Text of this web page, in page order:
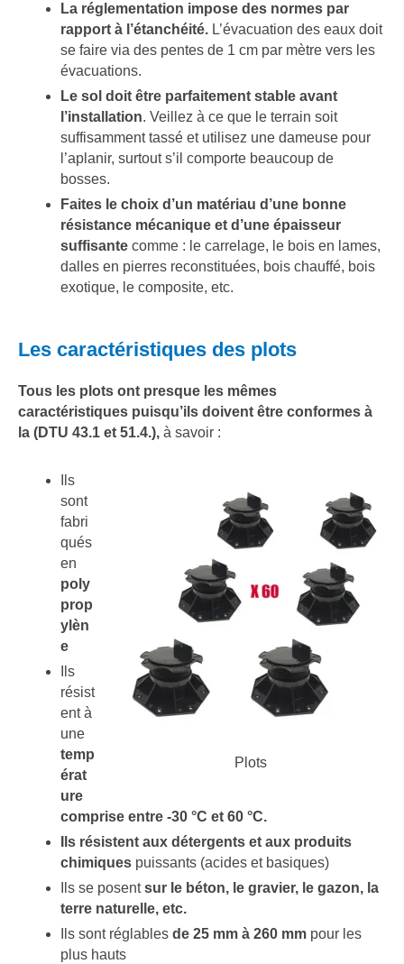
La réglementation impose des normes par
rapport à l’étanchéité.L’évacuation des eaux doit
se faire via des pentes de 1 cm par mètre vers les
évacuations.
Le sol doit être parfaitement stable avant
l’installation. Veillez à ce que le terrain soit
suffisamment tassé et utilisez une dameuse pour
l’aplanir, surtout s’il comporte beaucoup de
bosses.
Faites le choix d’un matériau d’une bonne
résistance mécanique et d’une épaisseur
suffisantecomme : le carrelage, le bois en lames,
dalles en pierres reconstituées, bois chauffé, bois
exotique, le composite, etc.
Les caractéristiques des plots
Tous les plots ont presque les mêmes
caractéristiques puisqu’ils doivent être conformes à
la (DTU 43.1 et 51.4.), à savoir :
Plots
Ils
sont
fabri
qués
en
poly
prop
ylèn
e
Ils
résist
ent à
une
temp
érat
ure
comprise entre -30 °C et 60 °C.
Ils résistent aux détergents et aux produits
chimiquespuissants (acides et basiques)
Ils se posentsur le béton, le gravier, le gazon, la
terre naturelle, etc.
Ils sont réglables de 25 mm à 260 mmpour les
plus hauts